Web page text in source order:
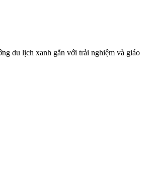
du lịch xanh gắn với trải nghiệm và giáo